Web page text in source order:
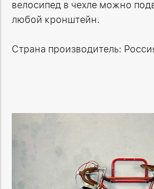
велосипед в чехле можно
любой кронштейн.
Страна производитель: